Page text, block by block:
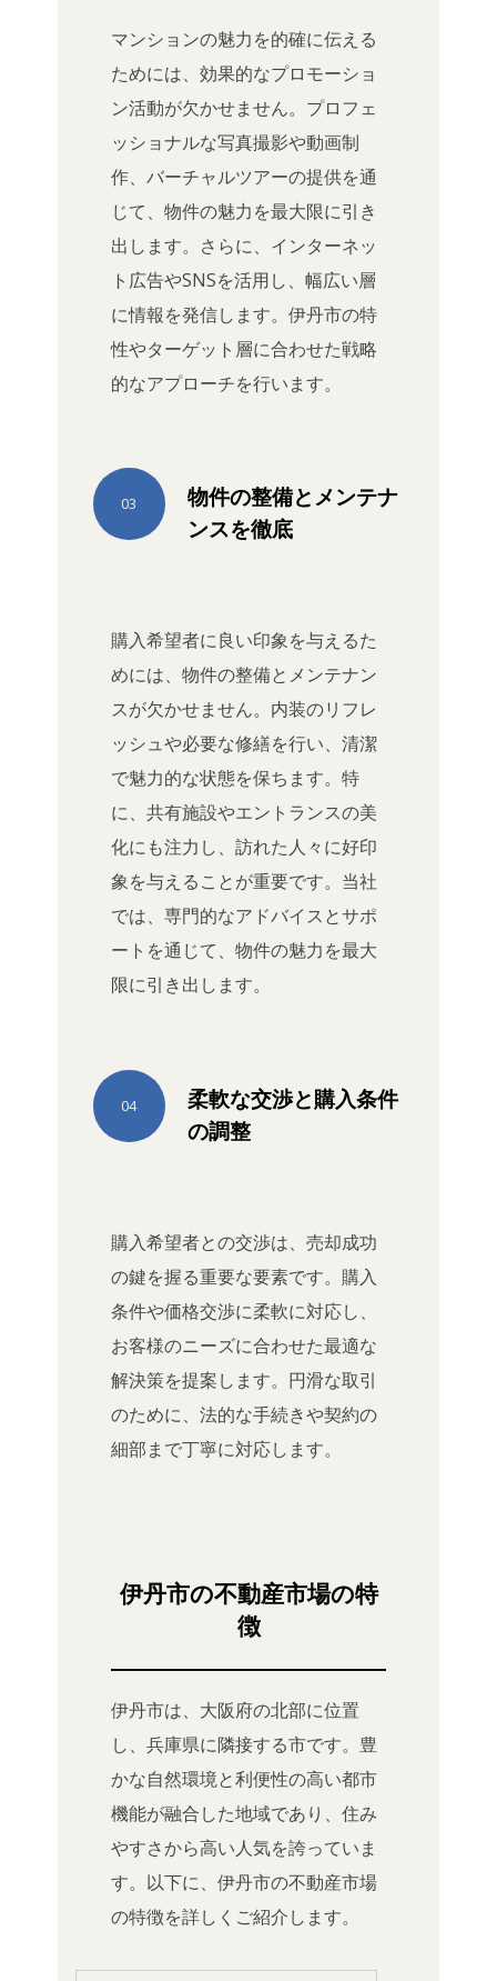
マンションの魅力を的確に伝える
ためには、効果的なプロモーショ
ン活動が欠かせません。プロフェ
ッショナルな写真撮影や動画制
作、バーチャルツアーの提供を通
じて、物件の魅力を最大限に引き
出します。さらに、インターネッ
ト広告やSNSを活用し、幅広い層
に情報を発信します。伊丹市の特
性やターゲット層に合わせた戦略
的なアプローチを行います。
物件の整備とメンテナ
ンスを徹底
03
購入希望者に良い印象を与えるた
めには、物件の整備とメンテナン
スが欠かせません。内装のリフレ
ッシュや必要な修繕を行い、清潔
で魅力的な状態を保ちます。特
に、共有施設やエントランスの美
化にも注力し、訪れた人々に好印
象を与えることが重要です。当社
では、専門的なアドバイスとサポ
ートを通じて、物件の魅力を最大
限に引き出します。
柔軟な交渉と購入条件
の調整
04
購入希望者との交渉は、売却成功
の鍵を握る重要な要素です。購入
条件や価格交渉に柔軟に対応し、
お客様のニーズに合わせた最適な
解決策を提案します。円滑な取引
のために、法的な手続きや契約の
細部まで丁寧に対応します。
伊丹市の不動産市場の特
徴
伊丹市は、大阪府の北部に位置
し、兵庫県に隣接する市です。豊
かな自然環境と利便性の高い都市
機能が融合した地域であり、住み
やすさから高い人気を誇っていま
す。以下に、伊丹市の不動産市場
の特徴を詳しくご紹介します。